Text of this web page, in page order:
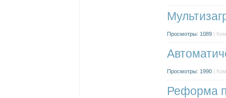
Просмотры: 1089 |
Просмотры: 1990 |
Реформа